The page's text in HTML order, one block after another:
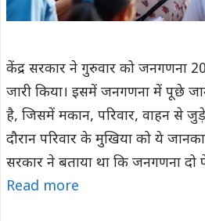
केंद्र सरकार ने गुरुवार को जनगणना
जारी किया। इसमें जनगणना में पूछे
है, जिसमें मकान, परिवार, वाहन से
दौरान परिवार के मुखिया को ये
सरकार ने बताया था कि जनगणना
Read more